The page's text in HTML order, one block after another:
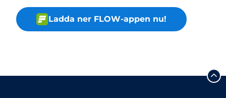
Ladda ner FLOW-appen nu!